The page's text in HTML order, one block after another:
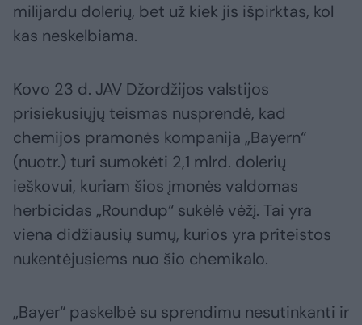
milijardu dolerių, bet už kiek jis išpirktas, kol
kas neskelbiama.
Kovo 23 d. JAV Džordžijos valstijos
prisiekusiųjų teismas nusprendė, kad
chemijos pramonės kompanija „Bayern“
(nuotr.) turi sumokėti 2,1 mlrd. dolerių
ieškovui, kuriam šios įmonės valdomas
herbicidas „Roundup“ sukėlė vėžį. Tai yra
viena didžiausių sumų, kurios yra priteistos
nukentėjusiems nuo šio chemikalo.
„Bayer“ paskelbė su sprendimu nesutinkanti ir